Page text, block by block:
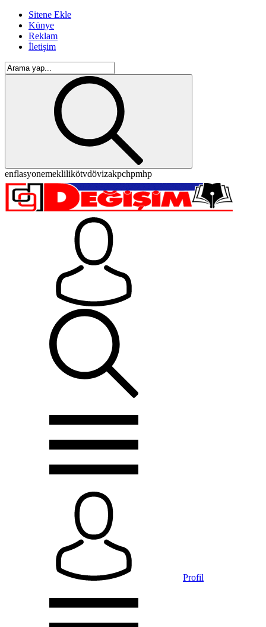
Sitene Ekle
Künye
Reklam
İletişim
enflasyonemeklilikötvdövizakpchpmhp
Profil